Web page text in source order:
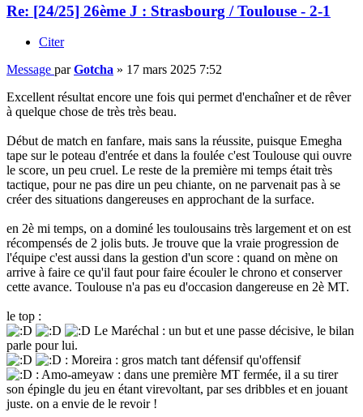
Re: [24/25] 26ème J : Strasbourg / Toulouse - 2-1
Citer
Message parGotcha » 17 mars 2025 7:52
Excellent résultat encore une fois qui permet d'enchaîner et de rêver
à quelque chose de très très beau.
Début de match en fanfare, mais sans la réussite, puisque Emegha
tape sur le poteau d'entrée et dans la foulée c'est Toulouse qui ouvre
le score, un peu cruel. Le reste de la première mi temps était très
tactique, pour ne pas dire un peu chiante, on ne parvenait pas à se
créer des situations dangereuses en approchant de la surface.
en 2è mi temps, on a dominé les toulousains très largement et on est
récompensés de 2 jolis buts. Je trouve que la vraie progression de
l'équipe c'est aussi dans la gestion d'un score : quand on mène on
arrive à faire ce qu'il faut pour faire écouler le chrono et conserver
cette avance. Toulouse n'a pas eu d'occasion dangereuse en 2è MT.
le top :
Le Maréchal : un but et une passe décisive, le bilan
parle pour lui.
: Moreira : gros match tant défensif qu'offensif
: Amo-ameyaw : dans une première MT fermée, il a su tirer
son épingle du jeu en étant virevoltant, par ses dribbles et en jouant
juste. on a envie de le revoir !